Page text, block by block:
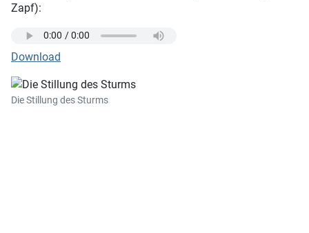
Zapf):
Download
Die Stillung des Sturms